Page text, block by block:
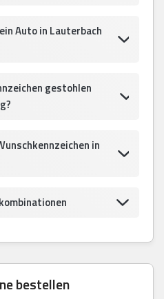
Auto in Lauterbach
gestohlen
in
bestellen